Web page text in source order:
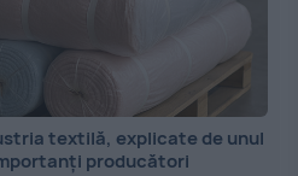
textilă, explicate de unul
producători